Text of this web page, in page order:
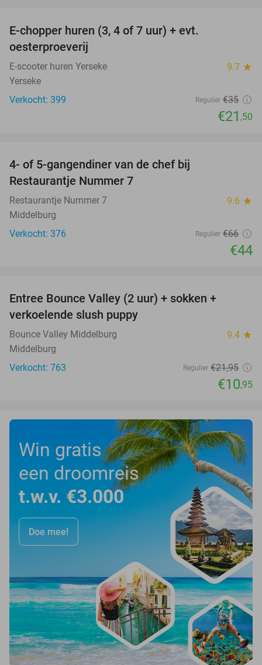
E-chopper huren (3, 4 of 7 uur) + evt.
oesterproeverij
E-scooter huren Yerseke 9.7 star
Yerseke
Verkocht: 399
Regulier €35
€21 ,50
4- of 5-gangendiner van de chef bij
Restaurantje Nummer 7
Restaurantje Nummer 7 9.6 star
Middelburg
Verkocht: 376
Regulier €66
€44
Entree Bounce Valley (2 uur) + sokken +
verkoelende slush puppy
Bounce Valley Middelburg 9.4 star
Middelburg
Verkocht: 763
Regulier €21,95
€10,95
Win gratis
een droomreis
t.w.v. €3.000
Doe mee!